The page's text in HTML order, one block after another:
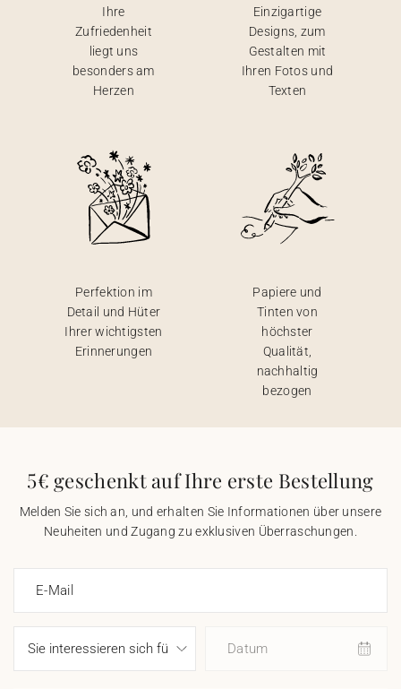
Ihre
Zufriedenheit
liegt uns
besonders am
Herzen
Einzigartige
Designs, zum
Gestalten mit
Ihren Fotos und
Texten
Perfektion im
Detail und Hüter
Ihrer wichtigsten
Erinnerungen
Papiere und
Tinten von
höchster
Qualität,
nachhaltig
bezogen
5€ geschenkt auf Ihre erste Bestellung
Melden Sie sich an, und erhalten Sie Informationen über unsere
Neuheiten und Zugang zu exklusiven Überraschungen.
E-Mail
Datum